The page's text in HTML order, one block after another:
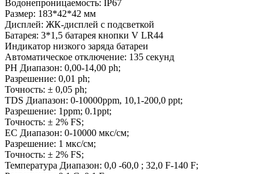
Водонепроницаемость: IP67
Размер: 183*42*42 мм
Дисплей: ЖК-дисплей с подсветкой
Батарея: 3*1,5 батарея кнопки V LR44
Индикатор низкого заряда батареи
Автоматическое отключение: 135 секунд
PH Диапазон: 0,00-14,00 ph;
Разрешение: 0,01 ph;
Точность: ± 0,05 ph;
TDS Диапазон: 0-10000ppm, 10,1-200,0 ppt;
Разрешение: 1ppm; 0.1ppt;
Точность: ± 2% FS;
EC Диапазон: 0-10000 мкс/см;
Разрешение: 1 мкс/см;
Точность: ± 2% FS;
Температура Диапазон: 0,0 -60,0 ; 32,0 F-140 F;